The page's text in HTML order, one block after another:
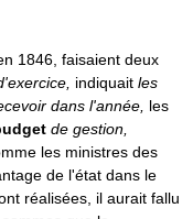
1846, faisaient deux
indiquait les
dans l'année, les
de gestion,
les ministres des
de l'état dans le
réalisées, il aurait fallu